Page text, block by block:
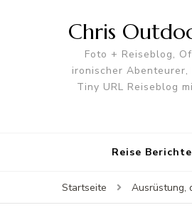
Chris
Foto + Reiseblog,
ironischer Abenteurer,
Tiny URL Reiseblog
Reise Berichte
Startseite Ausrüstung,